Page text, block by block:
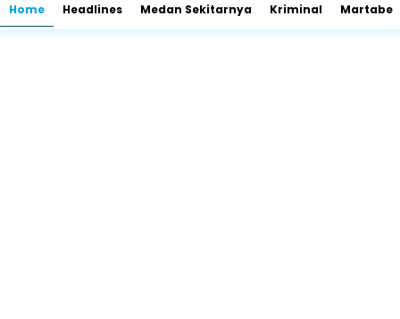
Home Headlines Medan Sekitarnya Kriminal Martabe